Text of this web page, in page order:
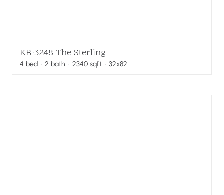
KB-3248 The Sterling
4 bed · 2 bath · 2340 sqft· 32x82